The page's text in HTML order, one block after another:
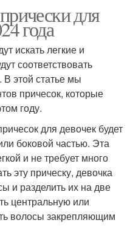
для
года
искать легкие и
соответствовать
этой статье мы
причесок, которые
году.
для девочек будет
боковой частью. Эта
и не требует много
эту прическу, девочка
и разделить их на две
центральную или
волосы закрепляющим